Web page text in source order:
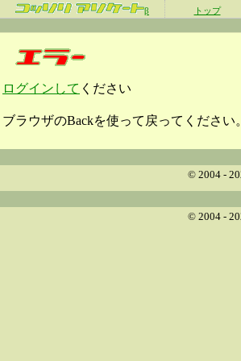
β トップ
ログインして ください
ブラウザのBackを使って戻ってください。
© 2004 -
© 2004 -